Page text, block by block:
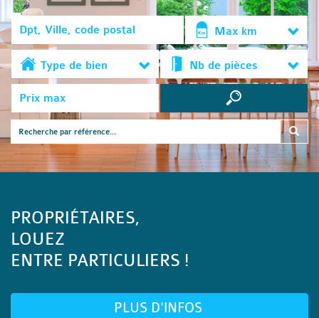
Max km
Type de bien Nb de pièces
PROPRIÉTAIRES,
LOUEZ
ENTRE PARTICULIERS !
PLUS D'INFOS